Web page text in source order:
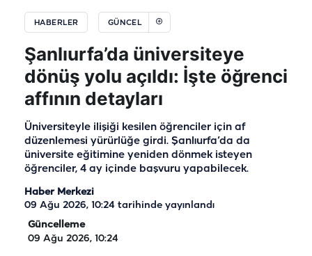
HABERLER GÜNCEL
Şanlıurfa’da üniversiteye
dönüş yolu açıldı: İşte öğrenci
affının detayları
Üniversiteyle ilişiği kesilen öğrenciler için af
düzenlemesi yürürlüğe girdi. Şanlıurfa’da da
üniversite eğitimine yeniden dönmek isteyen
öğrenciler, 4 ay içinde başvuru yapabilecek.
Haber Merkezi
09 Ağu 2026, 10:24 tarihinde yayınlandı
Güncelleme
09 Ağu 2026, 10:24